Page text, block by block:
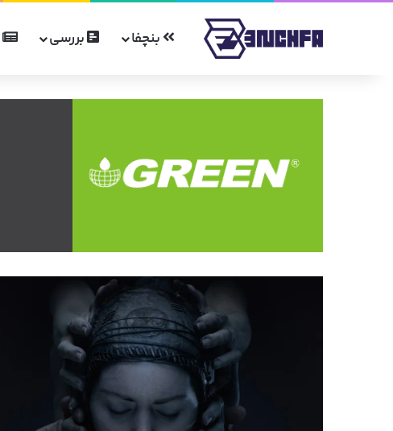
بنچفا بررسی